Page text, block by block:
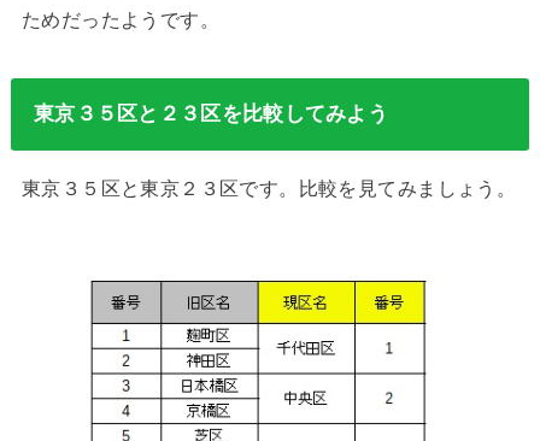
ためだったようです。
東京３５区と２３区を比較してみよう
東京３５区と東京２３区です。比較を見てみましょう。